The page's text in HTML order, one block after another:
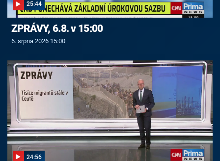
25:44
ZPRÁVY, 6.8. v 15:00
6. srpna 2026 15:00
24:56